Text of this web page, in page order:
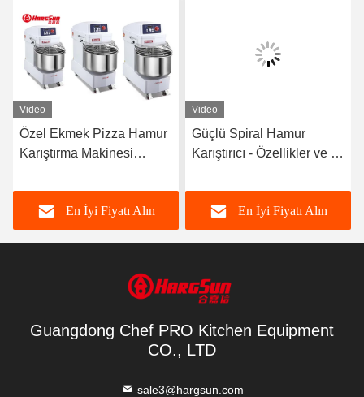
Video
Özel Ekmek Pizza Hamur
Karıştırma Makinesi
Planet Standı
En İyi Fiyatı Alın
Video
Güçlü Spiral Hamur
Karıştırıcı - Özellikler ve 3-
En İyi Fiyatı Alın
Guangdong Chef PRO Kitchen Equipment
CO., LTD
sale3@hargsun.com